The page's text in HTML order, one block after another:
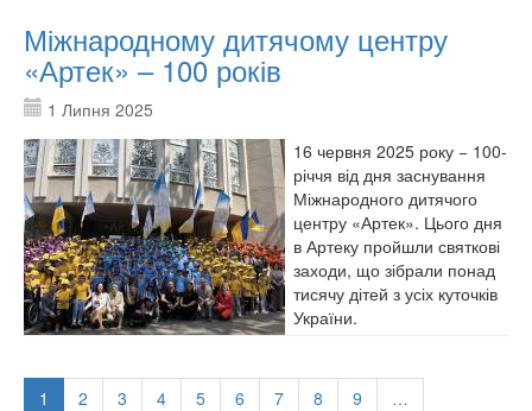
Міжнародному дитячому центру
«Артек» – 100 років
1 Липня 2025
16 червня 2025 року − 100-
річчя від дня заснування
Міжнародного дитячого
центру «Артек». Цього дня
в Артеку пройшли святкові
заходи, що зібрали понад
тисячу дітей з усіх куточків
України.
1 2 3 4 5 6 7 8 9
…